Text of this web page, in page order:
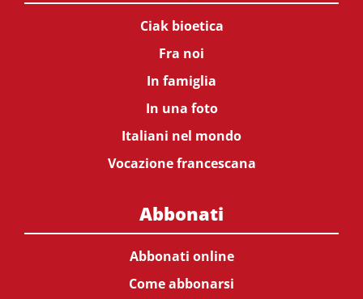
Ciak bioetica
Fra noi
In famiglia
In una foto
Italiani nel mondo
Vocazione francescana
Abbonati
Abbonati online
Come abbonarsi